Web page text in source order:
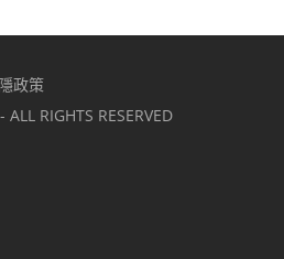
政策
ALL RIGHTS RESERVED